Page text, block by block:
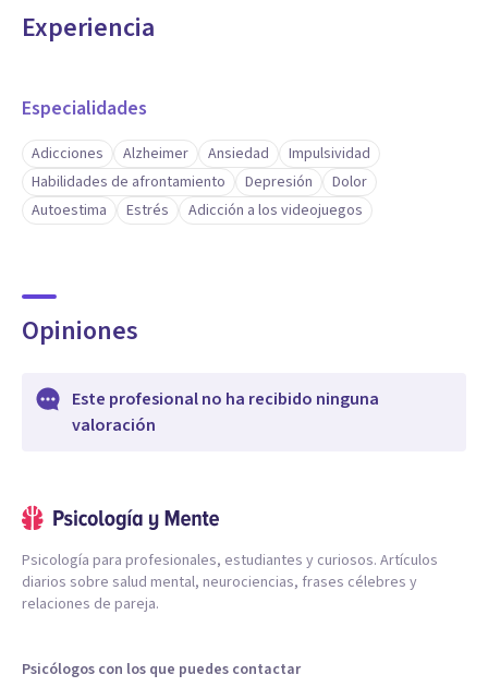
Experiencia
Especialidades
Adicciones Alzheimer Ansiedad
Impulsividad
Habilidades de afrontamiento
Depresión
Dolor
Autoestima
Estrés Adicción a los videojuegos
Opiniones
Este profesional no ha recibido ninguna
valoración
Psicología para profesionales, estudiantes y curiosos. Artículos
diarios sobre salud mental, neurociencias, frases célebres y
relaciones de pareja.
Psicólogos con los que puedes contactar